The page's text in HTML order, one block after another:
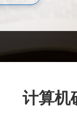
计算机